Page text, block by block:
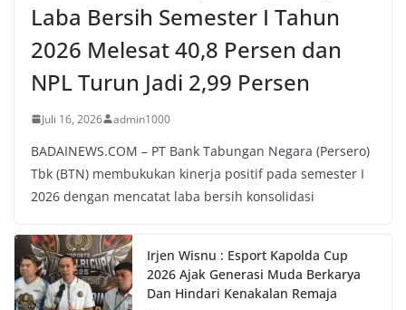
Laba Bersih Semester I Tahun
2026 Melesat 40,8 Persen dan
NPL Turun Jadi 2,99 Persen
Juli 16, 2026 admin1000
BADAINEWS.COM – PT Bank Tabungan Negara (Persero)
Tbk (BTN) membukukan kinerja positif pada semester I
2026 dengan mencatat laba bersih konsolidasi
Irjen Wisnu : Esport Kapolda Cup
2026 Ajak Generasi Muda Berkarya
Dan Hindari Kenakalan Remaja